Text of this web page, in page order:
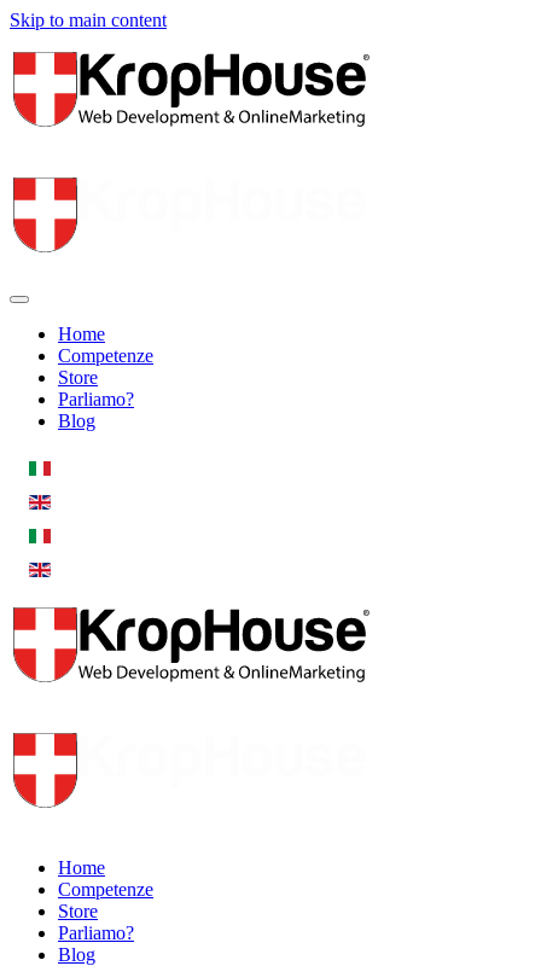
Skip to main content
Home
Competenze
Store
Parliamo?
Blog
Home
Competenze
Store
Parliamo?
Blog